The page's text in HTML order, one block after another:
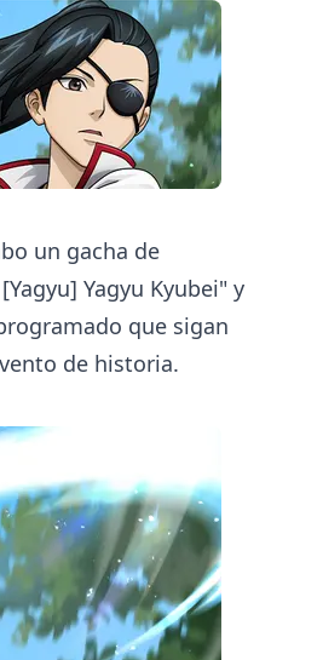
un gacha de
Yagyu Kyubei" y
que sigan
de historia.